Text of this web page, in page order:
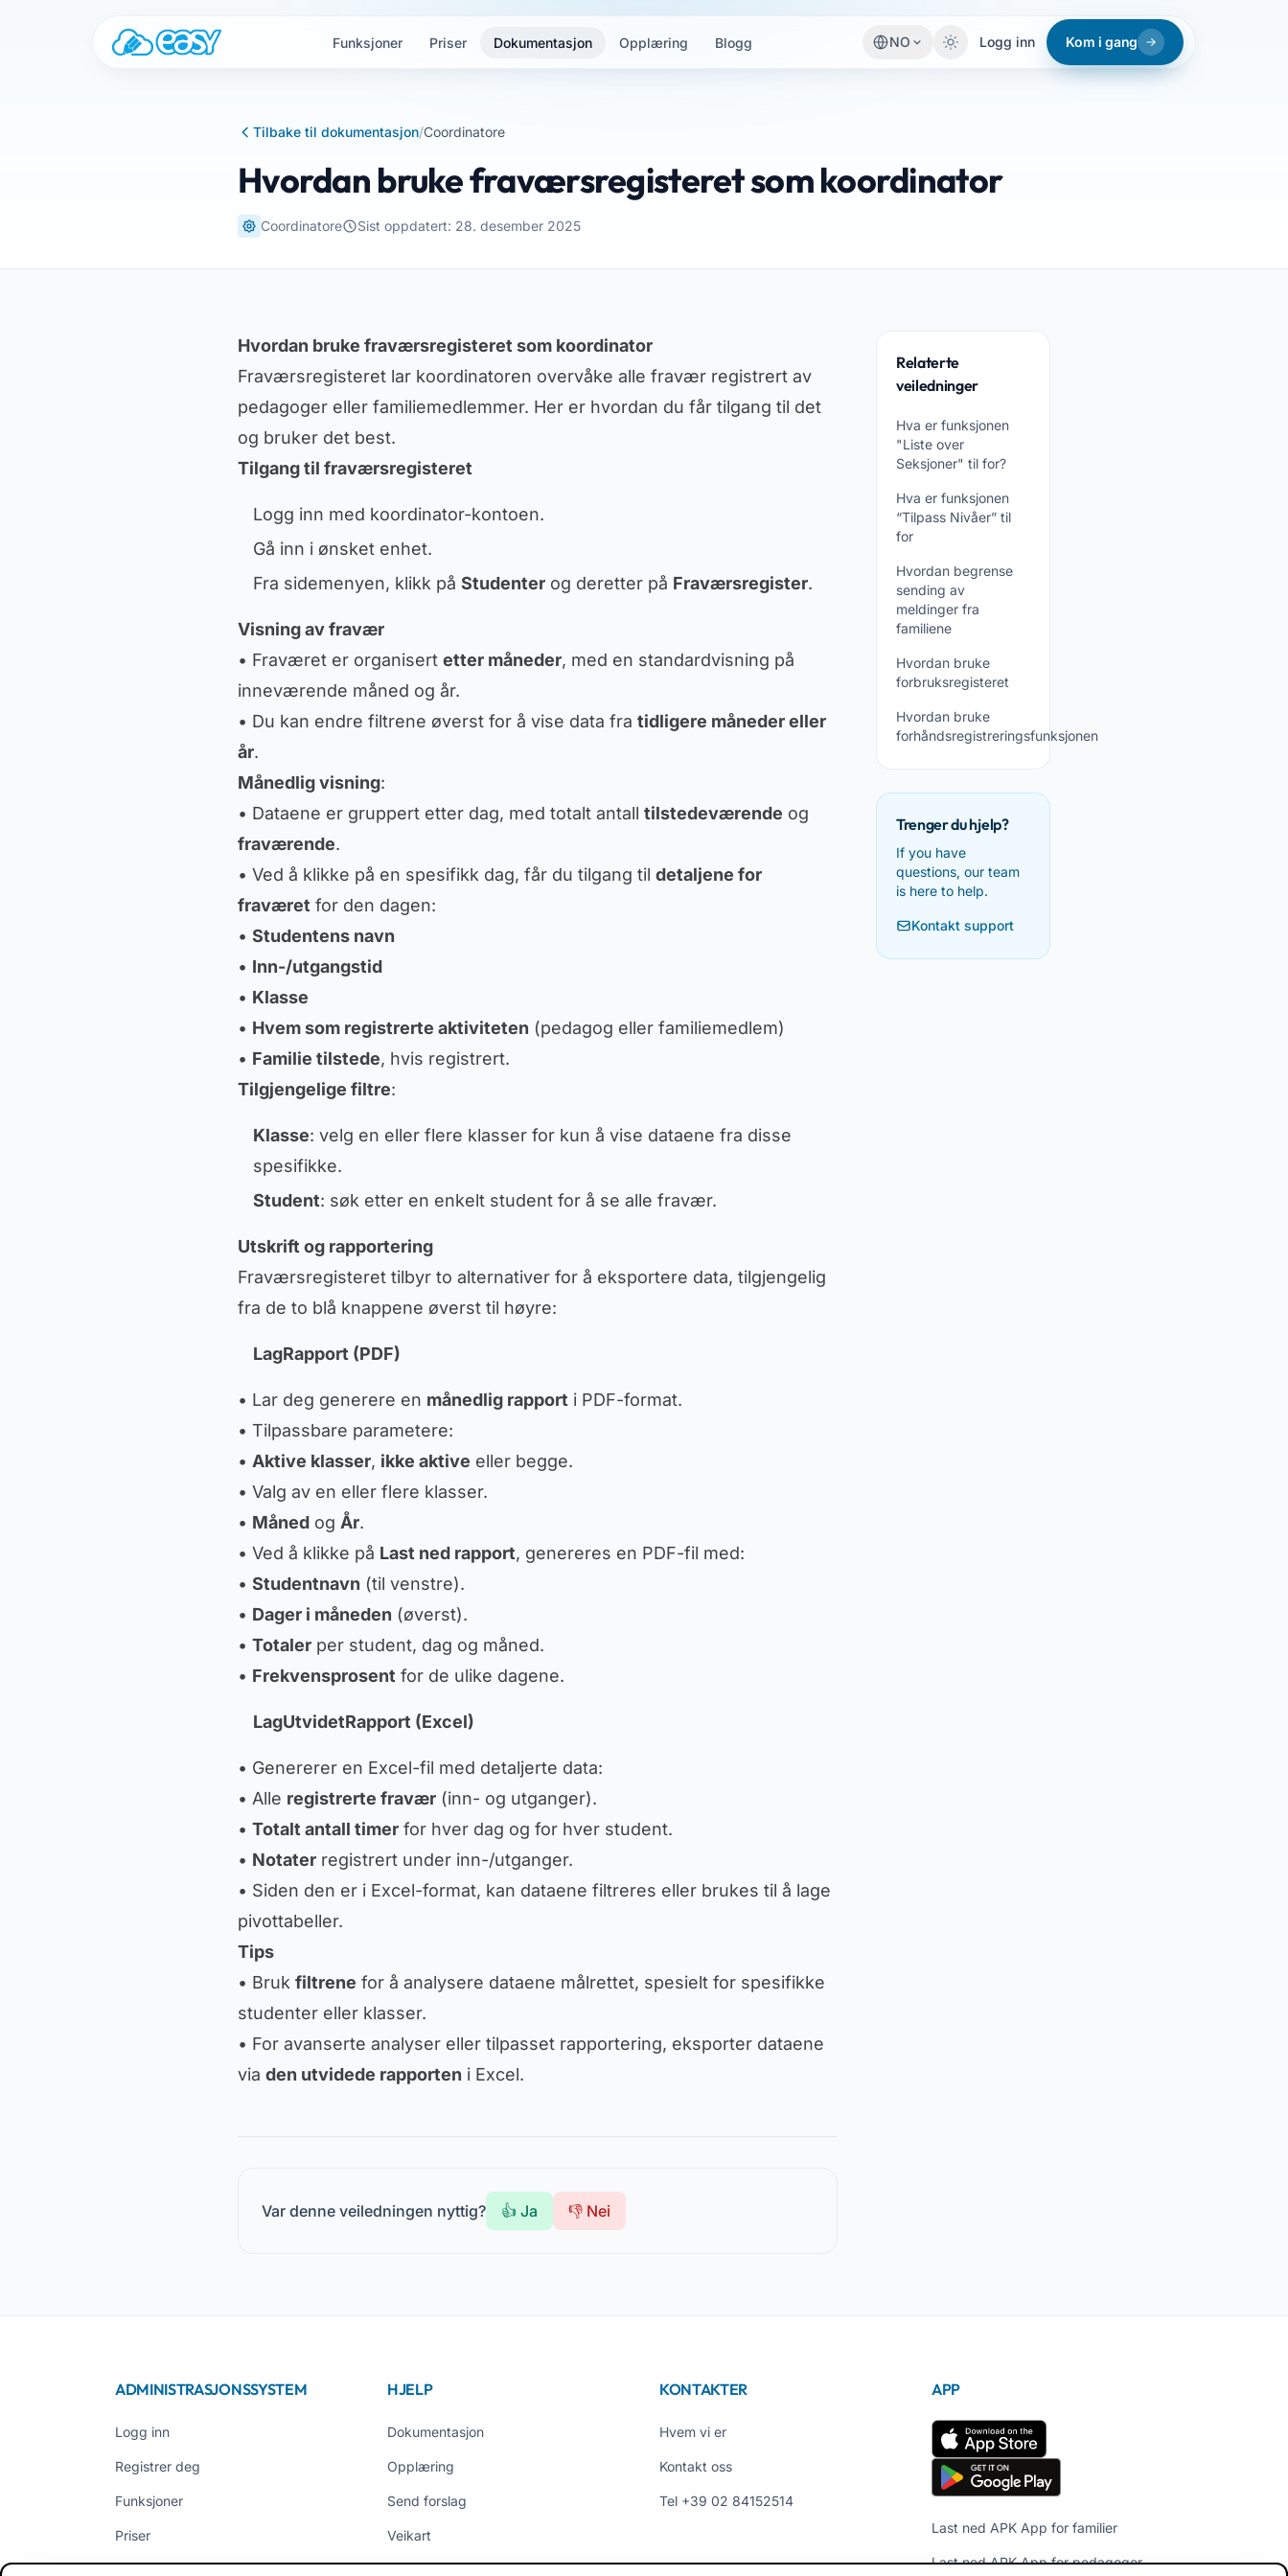
Funksjoner Priser Dokumentasjon Opplæring Blogg NO Logg inn Kom i gang
Tilbake til dokumentasjon/Coordinatore
Hvordan bruke fraværsregisteret som koordinator
Coordinatore Sist oppdatert: 28. desember 2025
Hvordan bruke fraværsregisteret som koordinator
Fraværsregisteret lar koordinatoren overvåke alle fravær registrert av
pedagoger eller familiemedlemmer. Her er hvordan du får tilgang til det
og bruker det best.
Tilgang til fraværsregisteret
Logg inn med koordinator-kontoen.
Gå inn i ønsket enhet.
Fra sidemenyen, klikk på Studenter og deretter på Fraværsregister.
Visning av fravær
• Fraværet er organisert etter måneder, med en standardvisning på
inneværende måned og år.
• Du kan endre filtrene øverst for å vise data fra tidligere måneder eller
år.
Månedlig visning:
• Dataene er gruppert etter dag, med totalt antall tilstedeværende og
fraværende.
• Ved å klikke på en spesifikk dag, får du tilgang til detaljene for
fraværet for den dagen:
• Studentens navn
• Inn-/utgangstid
• Klasse
• Hvem som registrerte aktiviteten (pedagog eller familiemedlem)
• Familie tilstede, hvis registrert.
Tilgjengelige filtre:
Klasse: velg en eller flere klasser for kun å vise dataene fra disse
spesifikke.
Student: søk etter en enkelt student for å se alle fravær.
Utskrift og rapportering
Fraværsregisteret tilbyr to alternativer for å eksportere data, tilgjengelig
fra de to blå knappene øverst til høyre:
LagRapport (PDF)
• Lar deg generere en månedlig rapport i PDF-format.
• Tilpassbare parametere:
• Aktive klasser, ikke aktive eller begge.
• Valg av en eller flere klasser.
• Måned og År.
• Ved å klikke på Last ned rapport, genereres en PDF-fil med:
• Studentnavn (til venstre).
• Dager i måneden (øverst).
• Totaler per student, dag og måned.
• Frekvensprosent for de ulike dagene.
LagUtvidetRapport (Excel)
• Genererer en Excel-fil med detaljerte data:
• Alle registrerte fravær (inn- og utganger).
• Totalt antall timer for hver dag og for hver student.
• Notater registrert under inn-/utganger.
• Siden den er i Excel-format, kan dataene filtreres eller brukes til å lage
pivottabeller.
Tips
• Bruk filtrene for å analysere dataene målrettet, spesielt for spesifikke
studenter eller klasser.
• For avanserte analyser eller tilpasset rapportering, eksporter dataene
via den utvidede rapporten i Excel.
Var denne veiledningen nyttig? 👍 Ja 👎 Nei
Relaterte
veiledninger
Hva er funksjonen
"Liste over
Seksjoner" til for?
Hva er funksjonen
“Tilpass Nivåer” til
for
Hvordan begrense
sending av
meldinger fra
familiene
Hvordan bruke
forbruksregisteret
Hvordan bruke
forhåndsregistreringsfunksjonen
Trenger du hjelp?
If you have
questions, our team
is here to help.
Kontakt support
ADMINISTRASJONSSYSTEM
Logg inn
Registrer deg
Funksjoner
Priser
EasyNido
HJELP
Dokumentasjon
Opplæring
Send forslag
Veikart
Brukeromtaler
KONTAKTER
Hvem vi er
Kontakt oss
Tel +39 02 84152514
APP
Last ned APK App for familier
Last ned APK App for pedagoger